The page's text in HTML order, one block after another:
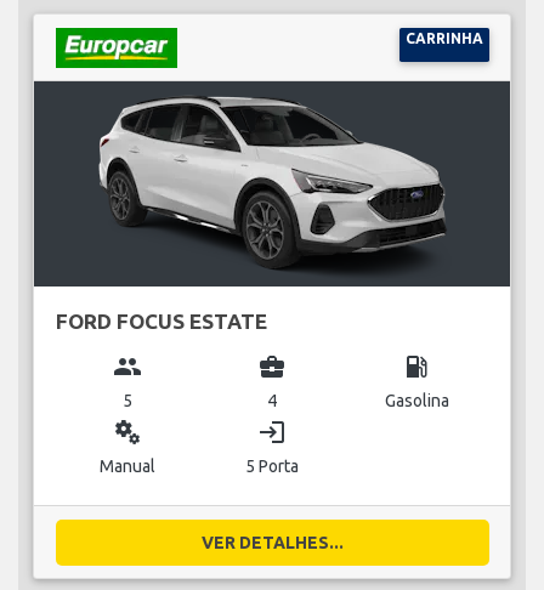
CARRINHA
FORD FOCUS ESTATE
group
5
business_center
4
local_gas_station
Gasolina
miscellaneous_services
Manual
login
5 Porta
VER DETALHES...